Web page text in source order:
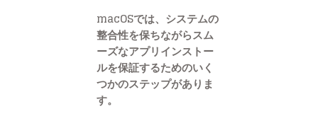
macOSでは、システムの
整合性を保ちながらスム
ーズなアプリインストー
ルを保証するためのいく
つかのステップがありま
す。